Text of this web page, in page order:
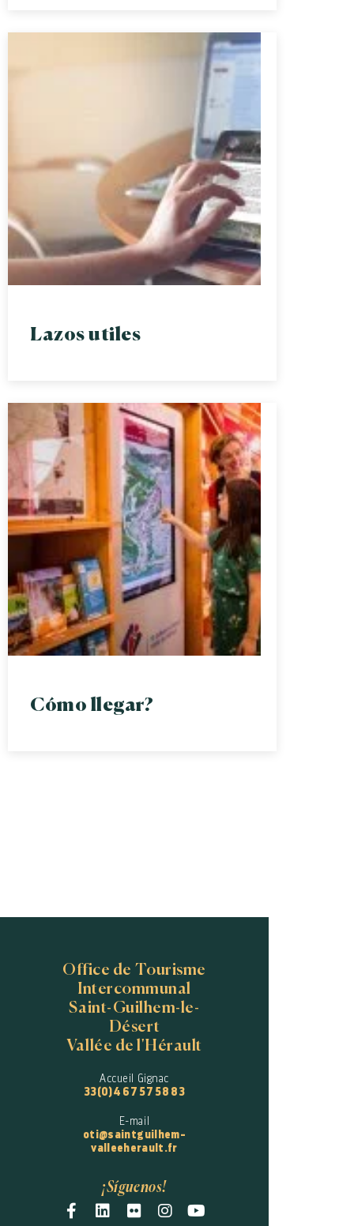
Lazos utiles
Cómo llegar?
Office de Tourisme
Intercommunal
Saint-Guilhem-le-
Désert
Vallée de l'Hérault
Accueil Gignac
33(0)4 67 57 58 83
E-mail
oti@saintguilhem-
valleeherault.fr
¡Síguenos!